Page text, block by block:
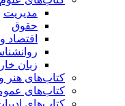
مدیریت
حقوق
اقتصاد
زبان
کتاب‌های هنر
کتاب‌های
کتاب‌های